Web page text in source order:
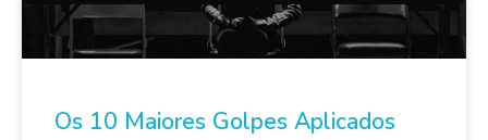
Os 10 Maiores Golpes Aplicados